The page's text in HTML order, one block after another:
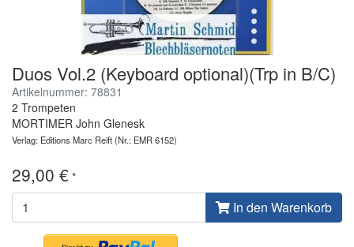
Duos Vol.2 (Keyboard optional)(Trp in B/C)
Artikelnummer: 78831
2 Trompeten
MORTIMER John Glenesk
Verlag: Editions Marc Reift(Nr.: EMR 6152)
29,00 € *
In den Warenkorb